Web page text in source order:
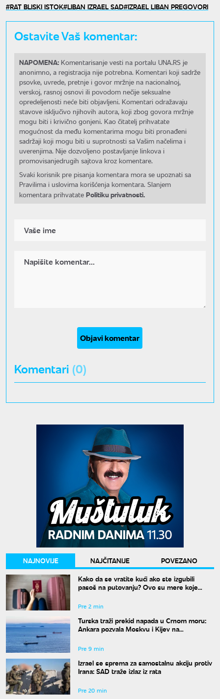
RAT BLISKI ISTOK LIBAN IZRAEL SAD IZRAEL LIBAN PREGOVORI
Ostavite Vaš komentar:
NAPOMENA: Komentarisanje vesti na portalu UNA.RS je
anonimno, a registracija nije potrebna. Komentari koji sadrže
psovke, uvrede, pretnje i govor mržnje na nacionalnoj,
verskoj, rasnoj osnovi ili povodom nečije seksualne
opredeljenosti neće biti objavljeni. Komentari odražavaju
stavove isključivo njihovih autora, koji zbog govora mržnje
mogu biti i krivično gonjeni. Kao čitatelj prihvatate
mogućnost da među komentarima mogu biti pronađeni
sadržaji koji mogu biti u suprotnosti sa Vašim načelima i
uverenjima. Nije dozvoljeno postavljanje linkova i
promovisanjedrugih sajtova kroz komentare.
Svaki korisnik pre pisanja komentara mora se upoznati sa
Pravilima i uslovima korišćenja komentara. Slanjem
komentara prihvatate Politiku privatnosti.
Objavi komentar
Komentari (0)
NAJNOVIJE NAJČITANIJE
POVEZANO
Kako da se vratite kući ako ste izgubili
pasoš na putovanju? Ovo su mere koje
Pre 2 min
Turska traži prekid napada u Crnom moru:
Ankara pozvala Moskvu i Kijev na
Pre 9 min
Izrael se sprema za samostalnu akciju protiv
Irana: SAD traže izlaz iz rata
Pre 20 min